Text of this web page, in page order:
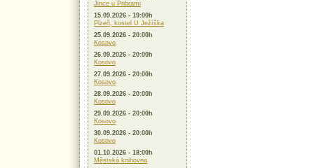
Jince u Pribrami
15.09.2026 - 19:00h
Plzeň, kostel U Ježíška
25.09.2026 - 20:00h
Kosovo
26.09.2026 - 20:00h
Kosovo
27.09.2026 - 20:00h
Kosovo
28.09.2026 - 20:00h
Kosovo
29.09.2026 - 20:00h
Kosovo
30.09.2026 - 20:00h
Kosovo
01.10.2026 - 18:00h
Městská knihovna